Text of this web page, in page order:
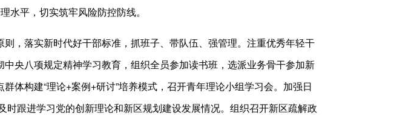
水平，切实筑牢风险防控防线。
，落实新时代好干部标准，抓班子、带队伍、强管理。注重优秀年轻干
央八项规定精神学习教育，组织全员参加读书班，选派业务骨干参加新
体构建“理论+案例+研讨”培养模式，召开青年理论小组学习会。加强日
时跟进学习党的创新理论和新区规划建设发展情况。组织召开新区疏解政